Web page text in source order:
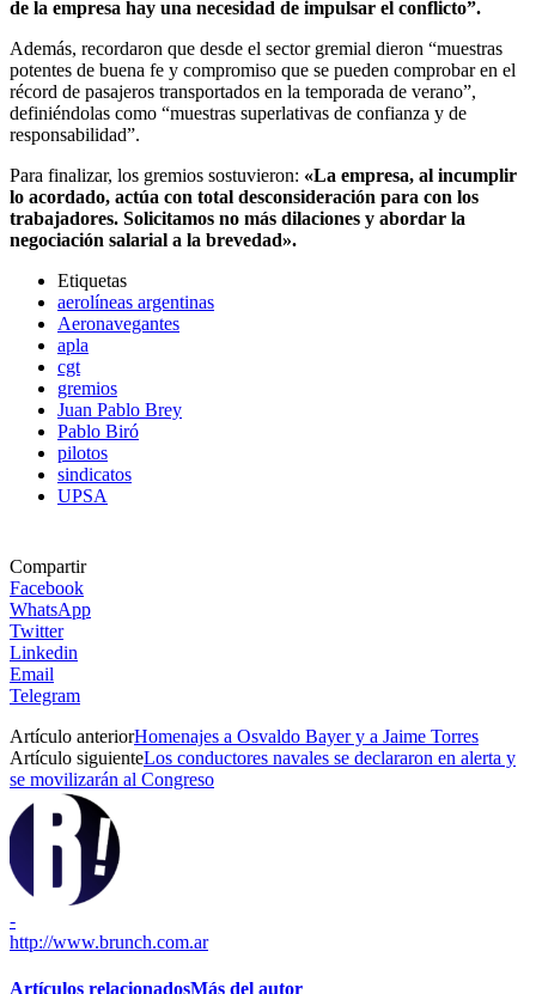
de la empresa hay una necesidad de impulsar el conflicto”.
Además, recordaron que desde el sector gremial dieron “muestras
potentes de buena fe y compromiso que se pueden comprobar en el
récord de pasajeros transportados en la temporada de verano”,
definiéndolas como “muestras superlativas de confianza y de
responsabilidad”.
Para finalizar, los gremios sostuvieron: «La empresa, al incumplir
lo acordado, actúa con total desconsideración para con los
trabajadores. Solicitamos no más dilaciones y abordar la
negociación salarial a la brevedad».
Etiquetas
aerolíneas argentinas
Aeronavegantes
apla
cgt
gremios
Juan Pablo Brey
Pablo Biró
pilotos
sindicatos
UPSA
Compartir
Facebook
WhatsApp
Twitter
Linkedin
Email
Telegram
Artículo anteriorHomenajes a Osvaldo Bayer y a Jaime Torres
Artículo siguienteLos conductores navales se declararon en alerta y
se movilizarán al Congreso
-
http://www.brunch.com.ar
Artículos relacionadosMás del autor